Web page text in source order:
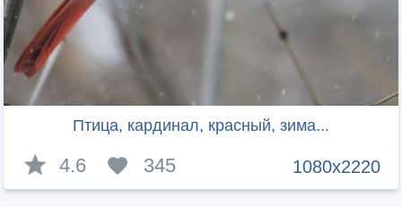
Птица, кардинал, красный, зима...
1080x2220
4.6 345